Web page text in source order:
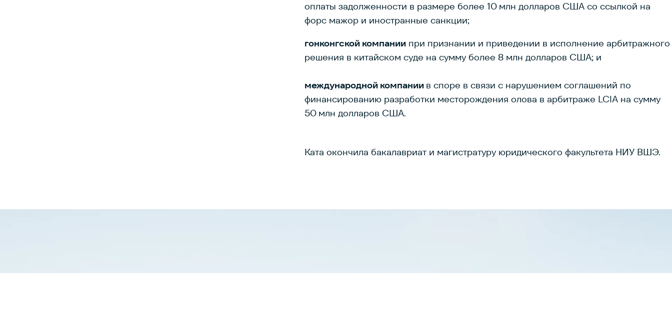
оплаты задолженности в размере более 10 млн долларов США со ссылкой на
форс мажор и иностранные санкции;
гонконгской компании при признании и приведении в исполнение арбитражного
решения в китайском суде на сумму более 8 млн долларов США; и
международной компании в споре в связи с нарушением соглашений по
финансированию разработки месторождения олова в арбитраже LCIA на сумму
50 млн долларов США.
Ката окончила бакалавриат и магистратуру юридического факультета НИУ ВШЭ.